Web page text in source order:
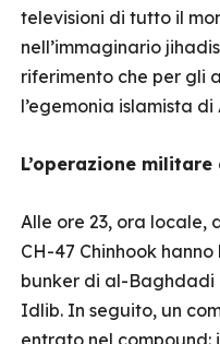
televisioni di tutto il
nell’immaginario
riferimento che per gli
l’egemonia islamista
L’operazione
Alle ore 23, ora locale,
CH-47 Chinhook
bunker di al-Baghdadi
Idlib. In seguito, un
entrato nel